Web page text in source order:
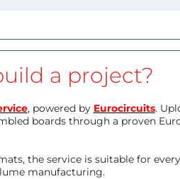
a project?
, powered by Eurocircuits.
boards through a proven
the service is suitable for
manufacturing.